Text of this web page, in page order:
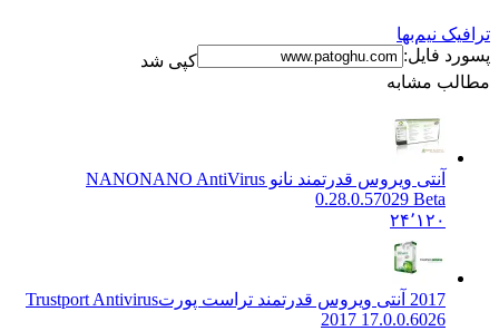
نیم‌بها
فایل:
کپی شد
مشابه
آنتی ویروس قدرتمند نانو NANONANO AntiVirus
0.28.0.57029 Beta
۲۴٬۱۲۰
Trustport Antivirus
2017 17.0.0.6026